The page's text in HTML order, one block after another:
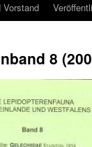
Vorstand
8